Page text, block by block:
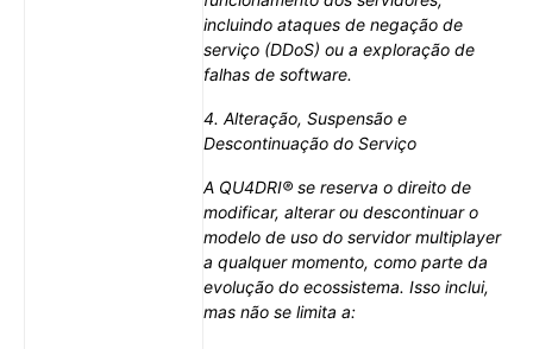
incluindo ataques de negação de
serviço (DDoS) ou a exploração de
falhas de software.
4. Alteração, Suspensão e
Descontinuação do Serviço
A QU4DRI® se reserva o direito de
modificar, alterar ou descontinuar o
modelo de uso do servidor multiplayer
a qualquer momento, como parte da
evolução do ecossistema. Isso inclui,
mas não se limita a: